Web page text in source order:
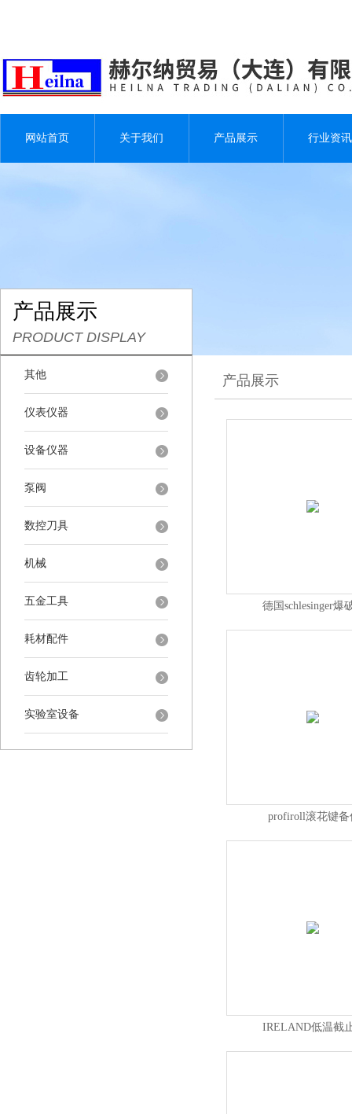
网站首页 关于我们 产品展示 行业资讯
产品展示
PRODUCT DISPLAY
其他
仪表仪器
设备仪器
泵阀
数控刀具
机械
五金工具
耗材配件
齿轮加工
实验室设备
产品展示
德国schlesinger爆
profiroll滚花键备
IRELAND低温截